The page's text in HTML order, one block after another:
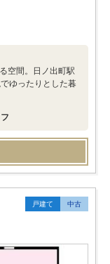
空間。日ノ出町駅
ゆったりとした暮
戸建て 中古